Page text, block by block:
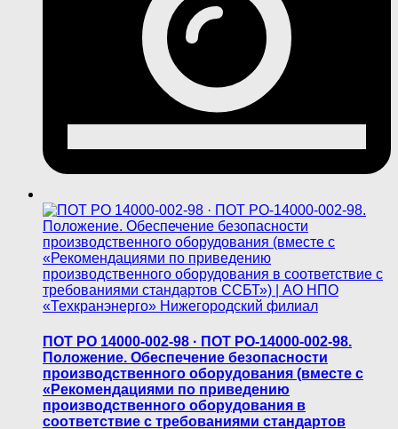
ПОТ РО 14000-002-98 · ​ПОТ РО-14000-002-98.
Положение. Обеспечение безопасности
производственного оборудования (вместе с
«Рекомендациями по приведению
производственного оборудования в
соответствие с требованиями стандартов